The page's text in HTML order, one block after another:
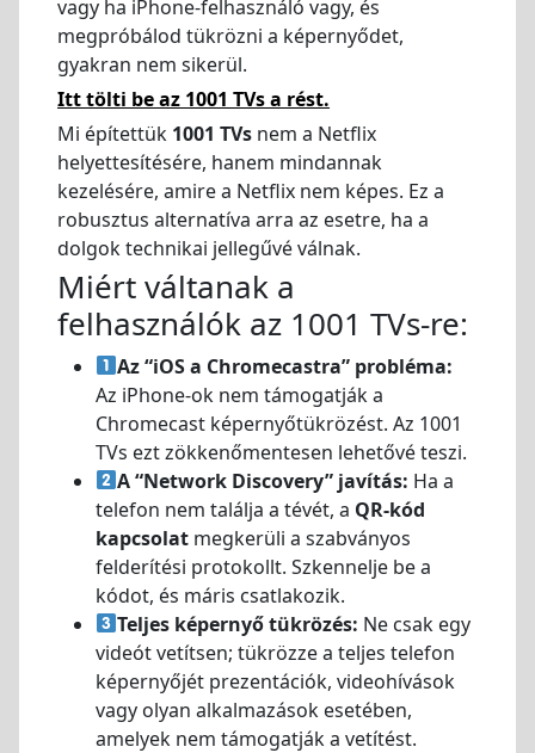
vagy ha iPhone-felhasználó vagy, és
megpróbálod tükrözni a képernyődet,
gyakran nem sikerül.
Itt tölti be az 1001 TVs a rést.
Mi építettük 1001 TVs nem a Netflix
helyettesítésére, hanem mindannak
kezelésére, amire a Netflix nem képes. Ez a
robusztus alternatíva arra az esetre, ha a
dolgok technikai jellegűvé válnak.
Miért váltanak a
felhasználók az 1001 TVs-re:
Az “iOS a Chromecastra” probléma:
Az iPhone-ok nem támogatják a
Chromecast képernyőtükrözést. Az 1001
TVs ezt zökkenőmentesen lehetővé teszi.
A “Network Discovery” javítás: Ha a
telefon nem találja a tévét, a QR-kód
kapcsolat megkerüli a szabványos
felderítési protokollt. Szkennelje be a
kódot, és máris csatlakozik.
Teljes képernyő tükrözés: Ne csak egy
videót vetítsen; tükrözze a teljes telefon
képernyőjét prezentációk, videohívások
vagy olyan alkalmazások esetében,
amelyek nem támogatják a vetítést.